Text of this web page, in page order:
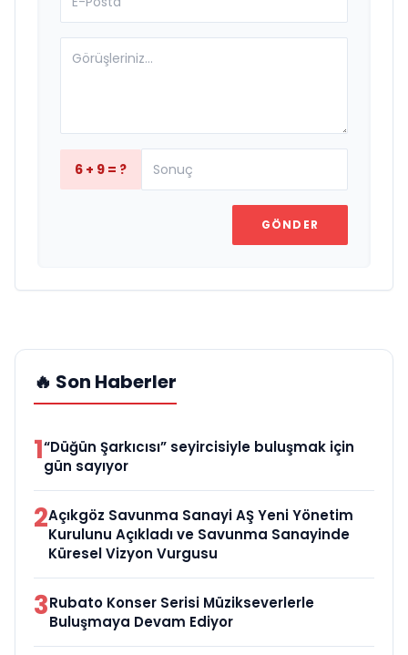
6 + 9 = ?
GÖNDER
🔥 Son Haberler
1“Düğün Şarkıcısı” seyircisiyle buluşmak için
gün sayıyor
2Açıkgöz Savunma Sanayi AŞ Yeni Yönetim
Kurulunu Açıkladı ve Savunma Sanayinde
Küresel Vizyon Vurgusu
3Rubato Konser Serisi Müzikseverlerle
Buluşmaya Devam Ediyor